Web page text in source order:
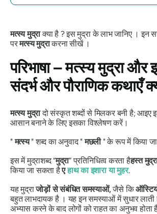
मत्स्य मुद्राक्या है ? इसमुद्राके लाभ जानिए । इन
परमत्स्यमुद्राकरना सीखें ।
परिभाषा –मत्स्य मुद्राऔर
संदर्भ और पौराणिक कथाएँ
मत्स्य मुद्रादो संस्कृत शब्दों से मिलकर बनी है;
आसान बनाने के लिए इसका विश्लेषण करें।
"मत्स्य "शब्द का अनुवाद "मछली" के रूप में किया
इस मेंमुद्राशब्द “मुद्रा”प्रतिनिधित्व करता हैहस्त
किया जा सकता हैएहाथ का इशारा या मुहर.
यहमुद्राजोड़ों से संबंधित समस्याओं,जैसे कि
बहुत लाभदायक है । यह इन समस्याओं में सुधार
अभ्यास करने के बाद लोगों को राहत का अनुभव होता